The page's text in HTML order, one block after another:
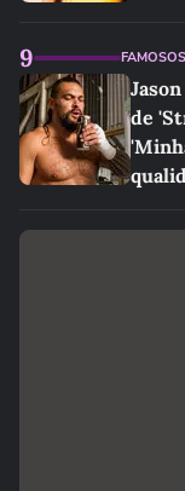
9 FAMOSOS
de